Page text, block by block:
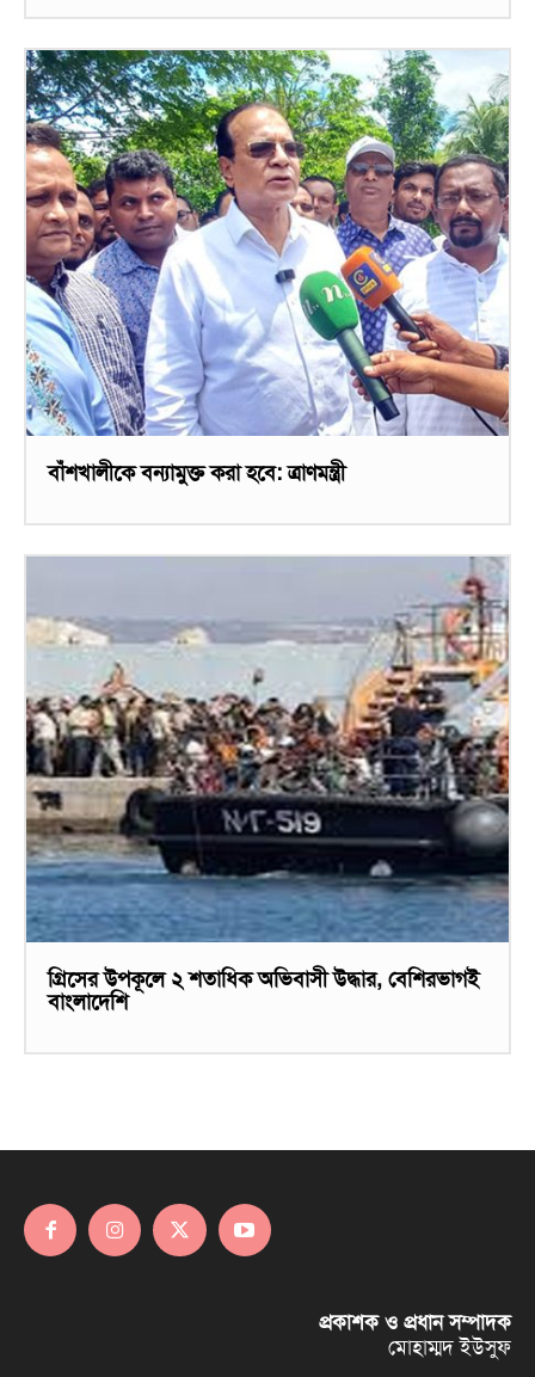
বাঁশখালীকে বন্যামুক্ত করা হবে: ত্রাণমন্ত্রী
গ্রিসের উপকূলে ২ শতাধিক অভিবাসী উদ্ধার, বেশিরভাগই
বাংলাদেশি
প্রকাশক ও প্রধান সম্পাদক
মোহাম্মদ ইউসুফ